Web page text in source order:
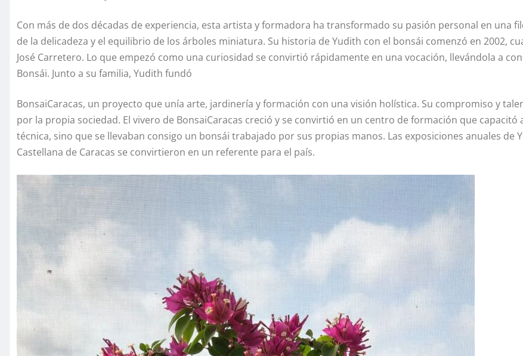
Con más de dos décadas de experiencia, esta artista y formadora ha transformado su pasión personal en una
de la delicadeza y el equilibrio de los árboles miniatura. Su historia de Yudith con el bonsái comenzó en 2002,
José Carretero. Lo que empezó como una curiosidad se convirtió rápidamente en una vocación, llevándola a
Bonsái. Junto a su familia, Yudith fundó
BonsaiCaracas, un proyecto que unía arte, jardinería y formación con una visión holística. Su compromiso y
por la propia sociedad. El vivero de BonsaiCaracas creció y se convirtió en un centro de formación que
técnica, sino que se llevaban consigo un bonsái trabajado por sus propias manos. Las exposiciones anuales de
Castellana de Caracas se convirtieron en un referente para el país.